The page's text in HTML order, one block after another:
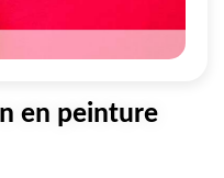
en peinture